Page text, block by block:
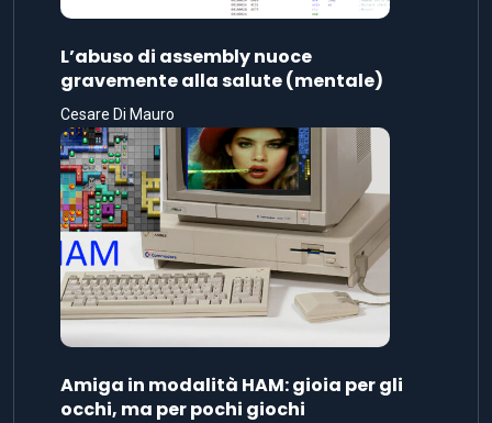
L’abuso di assembly nuoce
gravemente alla salute (mentale)
Cesare Di Mauro
Amiga in modalità HAM: gioia per gli
occhi, ma per pochi giochi